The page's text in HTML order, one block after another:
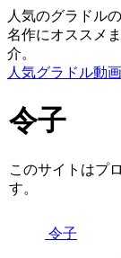
人気のグラドル
名作にオススメ
介。
人気グラドル動
令子
このサイトはプ
す。
令子